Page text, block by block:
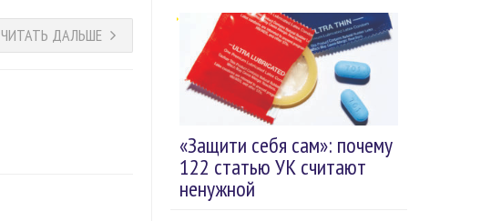
«Защити себя сам»: почему
122 статью УК считают
ненужной
ЧИТАТЬ ДАЛЬШЕ